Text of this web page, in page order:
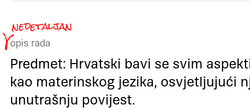
opis rada
Predmet: Hrvatski bavi se svim
kao materinskog jezika, osvjetljujući
unutrašnju povijest.